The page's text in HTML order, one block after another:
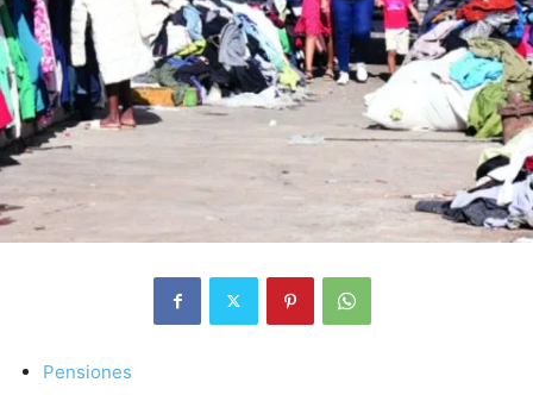
Pensiones